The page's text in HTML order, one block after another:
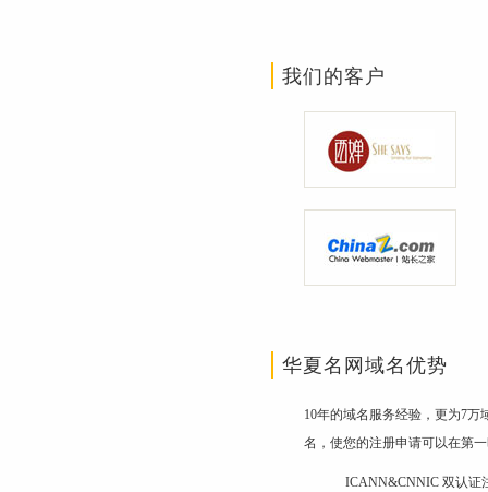
我们的客户
华夏名网域名优势
10年的域名服务经验，更为7
名，使您的注册申请可以在第
ICANN&CNNIC 双认证